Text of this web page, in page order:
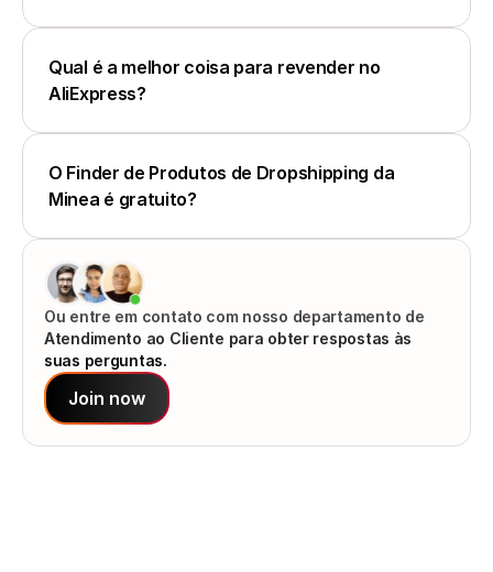
Qual é a melhor coisa para revender no
AliExpress?
O Finder de Produtos de Dropshipping da
Minea é gratuito?
Ou entre em contato com nosso departamento de
Atendimento ao Cliente para obter respostas às
suas perguntas.
Join now